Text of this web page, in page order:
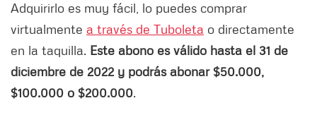
Adquirirlo es muy fácil, lo puedes comprar
virtualmente a través de Tuboleta o directamente
en la taquilla. Este abono es válido hasta el 31 de
diciembre de 2022 y podrás abonar $50.000,
$100.000 o $200.000.